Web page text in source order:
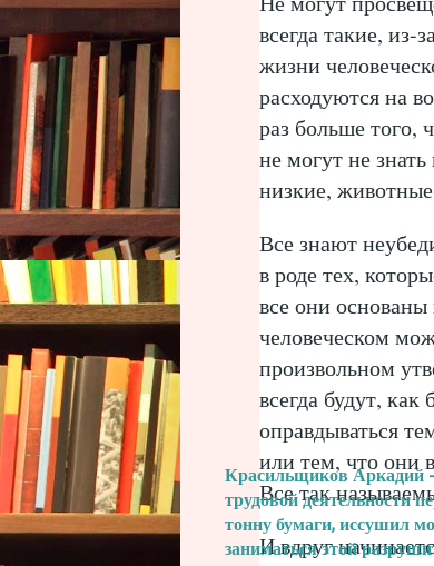
всегда такие, из-
жизни
расходуются на
раз больше того,
не могут не
низкие,
Все знают
в роде тех,
все они
человеческом
произвольном
всегда будут,
оправдываться
или тем, что они
Все так
И вдруг
Красильщиков Аркадий -
трудовой деятельности
тонну бумаги, иссушил
заниматься этой